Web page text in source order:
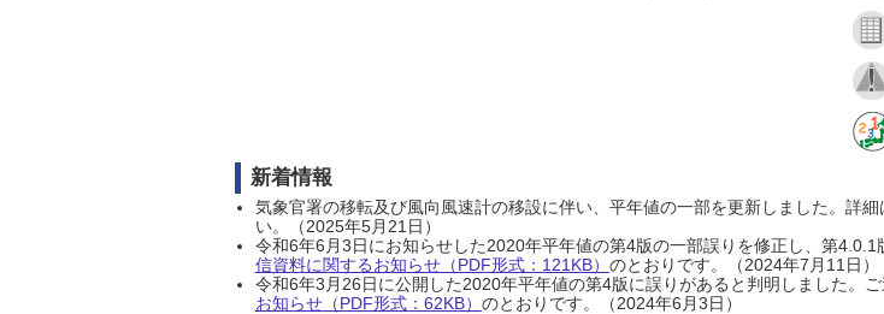
新着情報
気象官署の移転及び風向風速計の移設に伴い、平年値の一部を更新しました。詳細
い。（2025年5月21日）
令和6年6月3日にお知らせした2020年平年値の第4版の一部誤りを修正し、第
信資料に関するお知らせ（PDF形式：121KB） のとおりです。（2024年7月11日）
令和6年3月26日に公開した2020年平年値の第4版に誤りがあると判明しました。
お知らせ（PDF形式：62KB） のとおりです。（2024年6月3日）